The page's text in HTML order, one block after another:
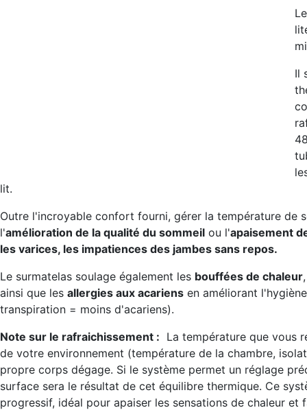
Il
lit.
Outre l'incroyable confort fourni, gérer la température de
l'amélioration de la qualité du sommeil ou l'apaisement
les varices, les impatiences des jambes sans repos.
Le surmatelas soulage également les bouffées de chaleur
ainsi que les allergies aux acariens en améliorant
transpiration = moins d'acariens).
Note sur le rafraichissement : La température que vous
de votre environnement (température de la chambre,
propre corps dégage. Si le système permet un réglage
surface sera le résultat de cet équilibre thermique. Ce
progressif, idéal pour apaiser les sensations de chaleur